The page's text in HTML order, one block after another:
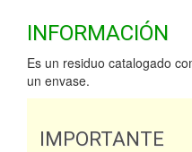
INFORMACIÓN
Es un residuo catalogado
un envase.
IMPORTANTE